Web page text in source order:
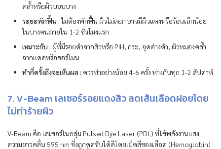
คล้ำหรือผิวบอบบาง
ระยะพักฟื้น :ไม่ต้องพักฟื้น ผิวไม่ลอก อาจมีผิวแดงหรือร้อนเล็กน้อย
ในบางคนภายใน 1-2 ชั่วโมงแรก
เหมาะกับ : ผู้ที่มีรอยดำจากสิวหรือ PIH, กระ, จุดด่างดำ, ผิวหมองคล้ำ
จากแดดหรือฮอร์โมน
ทำกี่ครั้งถึงจะเห็นผล : ควรทำอย่างน้อย 4-6 ครั้ง ห่างกันทุก 1-2 สัปดาห์
7. V-Beam เลเซอร์รอยแดงสิว ลดเส้นเลือดฝอยโดย
ไม่ทำร้ายผิว
V-Beam คือ เลเซอร์ในกลุ่ม Pulsed Dye Laser (PDL) ที่ใช้พลังงานแสง
ความยาวคลื่น 595 nm ซึ่งถูกดูดซับได้ดีโดยเม็ดสีของเลือด (Hemoglobin)